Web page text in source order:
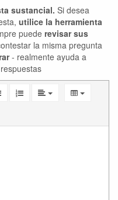
sustancial. Si desea
utilice la herramienta
puede revisar sus
la misma pregunta
- realmente ayuda a